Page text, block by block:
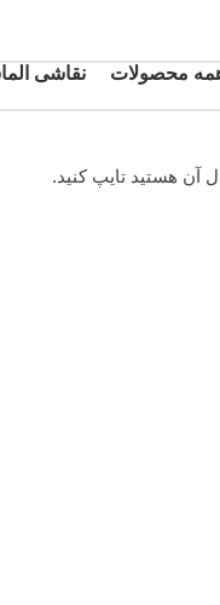
محصولات نقاشی
آن هستید تایپ کنید.